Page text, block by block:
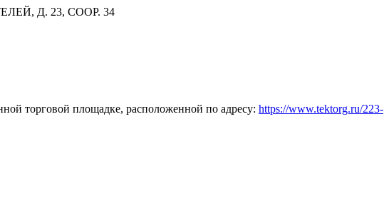
Д. 23, СООР. 34
торговой площадке, расположенной по адресу: https://www.tektorg.ru/223-